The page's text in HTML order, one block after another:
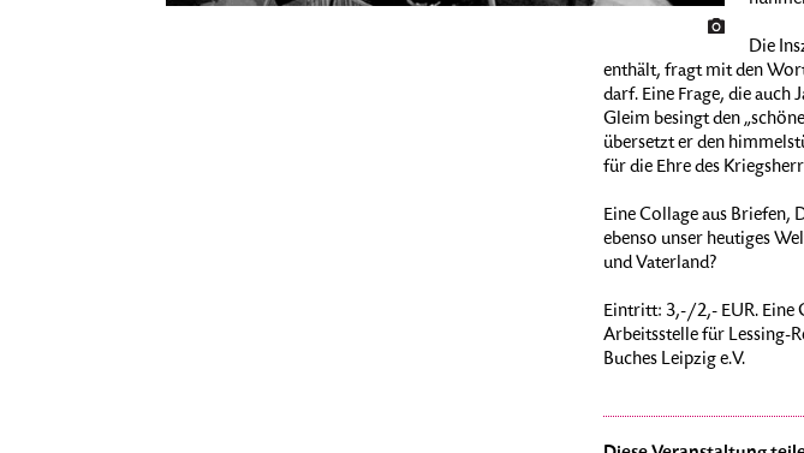
Die
enthält, fragt mit den
darf. Eine Frage, die
Gleim besingt den
übersetzt er den
für die Ehre des
Eine Collage aus Briefen,
ebenso unser heutiges
und Vaterland?
Eintritt: 3,-/2,- EUR. Eine
Arbeitsstelle für Lessing-
Buches Leipzig e.V.